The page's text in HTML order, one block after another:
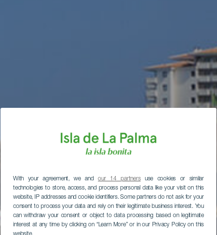
With your agreement, we andour 14 partnersuse cookies or similar
technologies to store, access, and process personal data like your visit on this
website, IP addresses and cookie identifiers. Some partners do not ask for your
consent to process your data and rely on their legitimate business interest. You
can withdraw your consent or object to data processing based on legitimate
interest at any time by clicking on “Learn More” or in our Privacy Policy on this